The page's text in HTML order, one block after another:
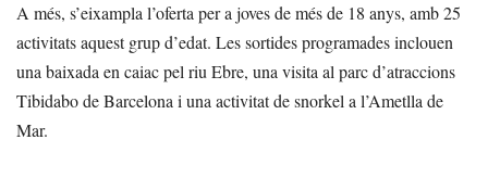
A més, s’eixampla l’oferta per a joves de més de 18 anys, amb 25
activitats aquest grup d’edat. Les sortides programades inclouen
una baixada en caiac pel riu Ebre, una visita al parc d’atraccions
Tibidabo de Barcelona i una activitat de snorkel a l’Ametlla de
Mar.